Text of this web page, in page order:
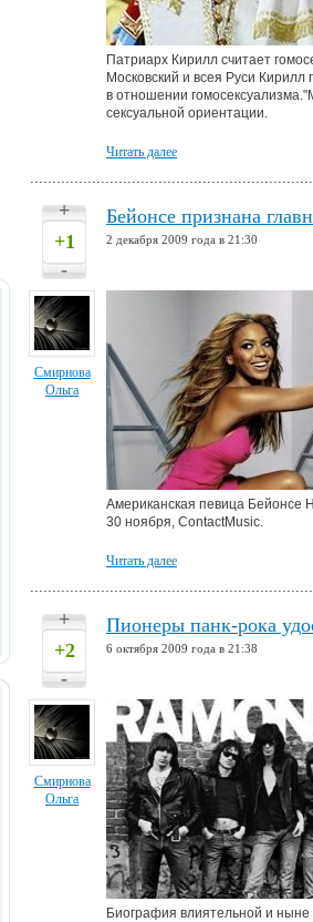
Патриарх Кирилл считает
Московский и всея Руси
в отношении
сексуальной ориентации.
Читать далее
+
+1
-
Бейонсе признана
2 декабря 2009 года в 21:30
Смирнова
Ольга
Американская певица Бейонсе
30 ноября, ContactMusic.
Читать далее
+
+2
-
Пионеры панк-рока
6 октября 2009 года в 21:38
Смирнова
Ольга
Биография влиятельной и